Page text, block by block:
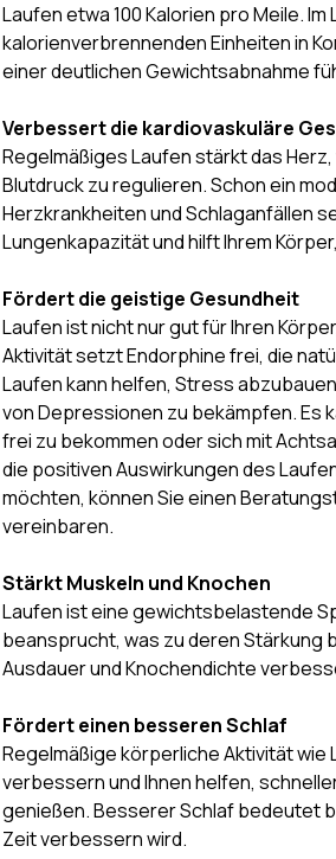
Laufen etwa 100 Kalorien pro Meile.
kalorienverbrennenden Einheiten in
einer deutlichen Gewichtsabnahme
Verbessert die kardiovaskuläre
Regelmäßiges Laufen stärkt das
Blutdruck zu regulieren. Schon ein
Herzkrankheiten und Schlaganfällen
Lungenkapazität und hilft Ihrem
Fördert die geistige Gesundheit
Laufen ist nicht nur gut für Ihren
Aktivität setzt Endorphine frei, die
Laufen kann helfen, Stress
von Depressionen zu bekämpfen. Es
frei zu bekommen oder sich mit
die positiven Auswirkungen des
möchten, können Sie einen
vereinbaren.
Stärkt Muskeln und Knochen
Laufen ist eine gewichtsbelastende
beansprucht, was zu deren Stärkung
Ausdauer und Knochendichte
Fördert einen besseren Schlaf
Regelmäßige körperliche Aktivität wie
verbessern und Ihnen helfen,
genießen. Besserer Schlaf bedeutet
Zeit verbessern wird.